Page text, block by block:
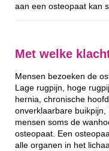
aan een osteopaat kan
Met welke
Mensen bezoeken de
Lage rugpijn, hoge
hernia, chronische
onverklaarbare
mensen soms de
osteopaat. Een
alle organen in het